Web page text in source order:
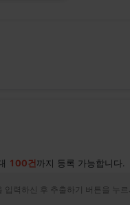
100건 까지 등록 가능합니다.